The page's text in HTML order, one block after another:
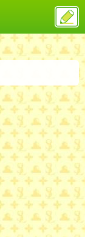
ス
投
稿